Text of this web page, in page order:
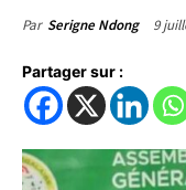
Par Serigne Ndong 9
Partager sur :